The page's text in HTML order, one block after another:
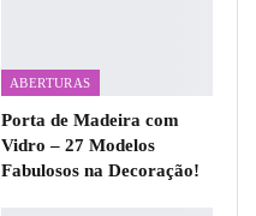
ABERTURAS
Porta de Madeira com
Vidro – 27 Modelos
Fabulosos na Decoração!